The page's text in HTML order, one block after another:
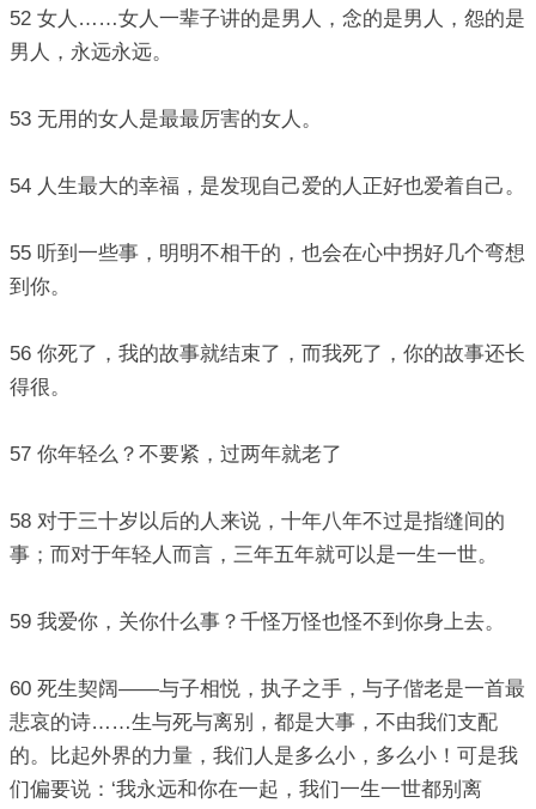
52 女人……女人一辈子讲的是男人，念的是男人，怨的是
男人，永远永远。
53 无用的女人是最最厉害的女人。
54 人生最大的幸福，是发现自己爱的人正好也爱着自己。
55 听到一些事，明明不相干的，也会在心中拐好几个弯想
到你。
56 你死了，我的故事就结束了，而我死了，你的故事还长
得很。
57 你年轻么？不要紧，过两年就老了
58 对于三十岁以后的人来说，十年八年不过是指缝间的
事；而对于年轻人而言，三年五年就可以是一生一世。
59 我爱你，关你什么事？千怪万怪也怪不到你身上去。
60 死生契阔——与子相悦，执子之手，与子偕老是一首最
悲哀的诗……生与死与离别，都是大事，不由我们支配
的。比起外界的力量，我们人是多么小，多么小！可是我
们偏要说：‘我永远和你在一起，我们一生一世都别离